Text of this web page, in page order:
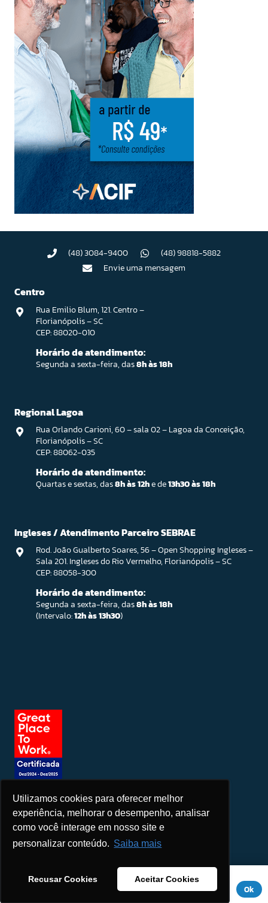
Utilizamos cookies para oferecer melhor
experiência, melhorar o desempenho, analisar
como você interage em nosso site e
personalizar conteúdo. Saiba mais
Recusar Cookies Aceitar Cookies
(48) 3084-9400
(48) 98818-5882
Envie uma mensagem
Centro
Rua Emilio Blum, 121. Centro –
Florianópolis – SC
CEP: 88020-010
Horário de atendimento:
Segunda a sexta-feira, das8h às 18h
Regional Lagoa
Rua Orlando Carioni, 60 – sala 02 – Lagoa da Conceição,
Florianópolis – SC
CEP: 88062-035
Horário de atendimento:
Quartas e sextas, das8h às 12he de13h30 às 18h
Ingleses / Atendimento Parceiro SEBRAE
Rod. João Gualberto Soares, 56 – Open Shopping Ingleses –
Sala 201. Ingleses do Rio Vermelho, Florianópolis – SC
CEP: 88058-300
Horário de atendimento:
Segunda a sexta-feira, das8h às 18h
(Intervalo:12h às 13h30)
Seja um patrocinador
Este site usa cookies para melhorar sua experiência. Se você
continuar a usar este site, você concorda com ele.Aviso de
Ok